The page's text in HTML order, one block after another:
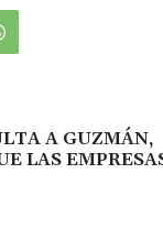
A GUZMÁN,
LAS